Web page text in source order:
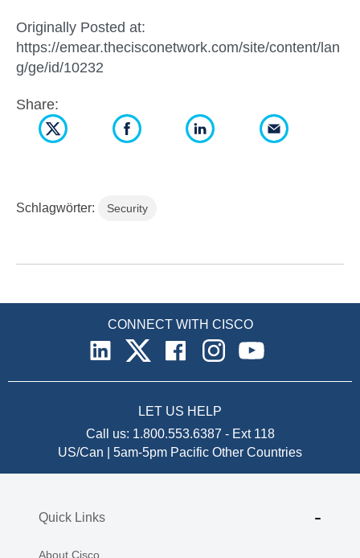
Originally Posted at:
https://emear.thecisconetwork.com/site/content/lan
g/ge/id/10232
Share:
Schlagwörter: Security
CONNECT WITH CISCO
LET US HELP
Call us: 1.800.553.6387 - Ext 118
US/Can | 5am-5pm Pacific Other Countries